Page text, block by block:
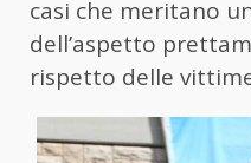
casi che meritano
dell’aspetto
rispetto delle